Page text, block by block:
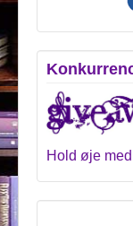
Hold øje